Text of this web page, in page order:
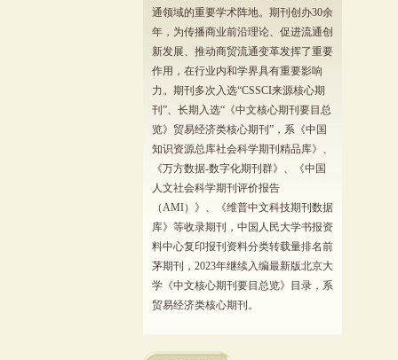
通领域的重要学术阵地。期刊创办30余
年，为传播商业前沿理论、促进流通创
新发展、推动商贸流通变革发挥了重要
作用，在行业内和学界具有重要影响
力。期刊多次入选“CSSCI来源核心期
刊”、长期入选“《中文核心期刊要目总
览》贸易经济类核心期刊”，系《中国
知识资源总库社会科学期刊精品库》、
《万方数据-数字化期刊群》、《中国
人文社会科学期刊评价报告
（AMI）》、《维普中文科技期刊数据
库》等收录期刊，中国人民大学书报资
料中心复印报刊资料分类转载量排名前
茅期刊，2023年继续入编最新版北京大
学《中文核心期刊要目总览》目录，系
贸易经济类核心期刊。